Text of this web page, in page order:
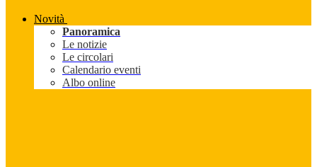
Novità
Panoramica
Le notizie
Le circolari
Calendario eventi
Albo online